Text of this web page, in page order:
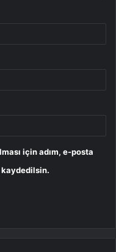
için adım, e-posta
kaydedilsin.